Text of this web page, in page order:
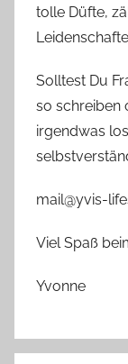
tolle Düfte,
Solltest Du
so schreiben
irgendwas
mail@yvis-
Viel Spaß
Yvonne